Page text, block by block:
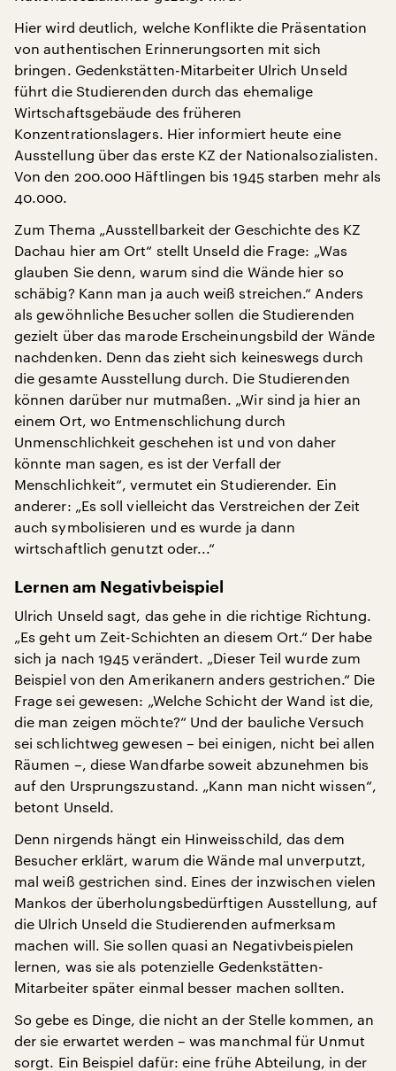
Hier wird deutlich, welche Konflikte die Präsentation
von authentischen Erinnerungsorten mit sich
bringen. Gedenkstätten-Mitarbeiter Ulrich Unseld
führt die Studierenden durch das ehemalige
Wirtschaftsgebäude des früheren
Konzentrationslagers. Hier informiert heute eine
Ausstellung über das erste KZ der Nationalsozialisten.
Von den 200.000 Häftlingen bis 1945 starben mehr als
40.000.
Zum Thema „Ausstellbarkeit der Geschichte des KZ
Dachau hier am Ort“ stellt Unseld die Frage: „Was
glauben Sie denn, warum sind die Wände hier so
schäbig? Kann man ja auch weiß streichen.“ Anders
als gewöhnliche Besucher sollen die Studierenden
gezielt über das marode Erscheinungsbild der Wände
nachdenken. Denn das zieht sich keineswegs durch
die gesamte Ausstellung durch. Die Studierenden
können darüber nur mutmaßen. „Wir sind ja hier an
einem Ort, wo Entmenschlichung durch
Unmenschlichkeit geschehen ist und von daher
könnte man sagen, es ist der Verfall der
Menschlichkeit“, vermutet ein Studierender. Ein
anderer: „Es soll vielleicht das Verstreichen der Zeit
auch symbolisieren und es wurde ja dann
wirtschaftlich genutzt oder...“
Lernen am Negativbeispiel
Ulrich Unseld sagt, das gehe in die richtige Richtung.
„Es geht um Zeit-Schichten an diesem Ort.“ Der habe
sich ja nach 1945 verändert. „Dieser Teil wurde zum
Beispiel von den Amerikanern anders gestrichen.“ Die
Frage sei gewesen: „Welche Schicht der Wand ist die,
die man zeigen möchte?“ Und der bauliche Versuch
sei schlichtweg gewesen – bei einigen, nicht bei allen
Räumen –, diese Wandfarbe soweit abzunehmen bis
auf den Ursprungszustand. „Kann man nicht wissen“,
betont Unseld.
Denn nirgends hängt ein Hinweisschild, das dem
Besucher erklärt, warum die Wände mal unverputzt,
mal weiß gestrichen sind. Eines der inzwischen vielen
Mankos der überholungsbedürftigen Ausstellung, auf
die Ulrich Unseld die Studierenden aufmerksam
machen will. Sie sollen quasi an Negativbeispielen
lernen, was sie als potenzielle Gedenkstätten-
Mitarbeiter später einmal besser machen sollten.
So gebe es Dinge, die nicht an der Stelle kommen, an
der sie erwartet werden – was manchmal für Unmut
sorgt. Ein Beispiel dafür: eine frühe Abteilung, in der